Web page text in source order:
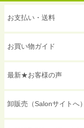
お支払い・送料
お買い物ガイド
最新★お客様の声
卸販売（Salonサイトへ）